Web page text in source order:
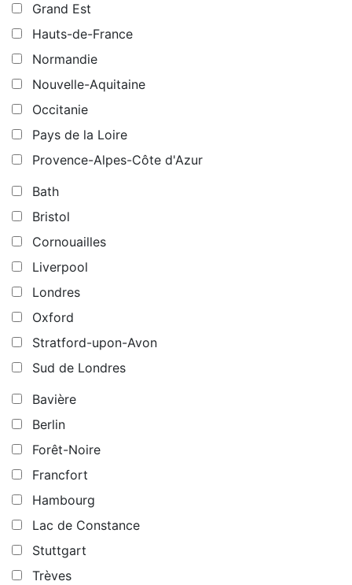
Grand Est
Hauts-de-France
Normandie
Nouvelle-Aquitaine
Occitanie
Pays de la Loire
Provence-Alpes-Côte d'Azur
Bath
Bristol
Cornouailles
Liverpool
Londres
Oxford
Stratford-upon-Avon
Sud de Londres
Bavière
Berlin
Forêt-Noire
Francfort
Hambourg
Lac de Constance
Stuttgart
Trèves